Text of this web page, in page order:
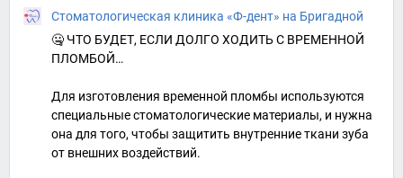
Стоматологическая клиника «Ф-дент» на Бригадной
🤐 ЧТО БУДЕТ, ЕСЛИ ДОЛГО ХОДИТЬ С ВРЕМЕННОЙ
ПЛОМБОЙ…
Для изготовления временной пломбы используются
специальные стоматологические материалы, и нужна
она для того, чтобы защитить внутренние ткани зуба
от внешних воздействий.